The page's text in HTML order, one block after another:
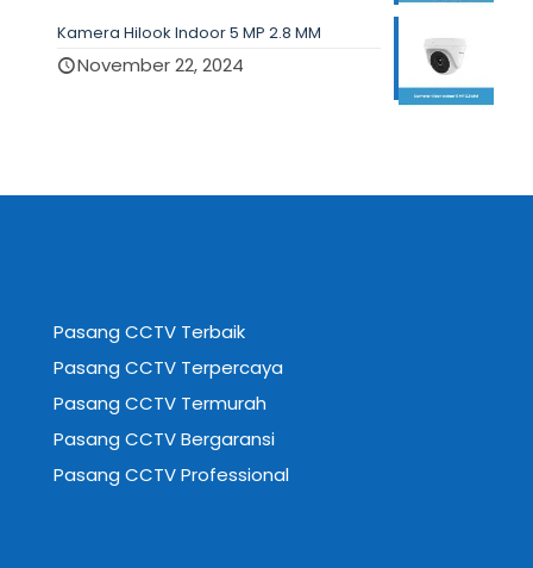
Kamera Hilook Indoor 5 MP 2.8 MM
November 22, 2024
Pasang CCTV Terbaik
Pasang CCTV Terpercaya
Pasang CCTV Termurah
Pasang CCTV Bergaransi
Pasang CCTV Professional